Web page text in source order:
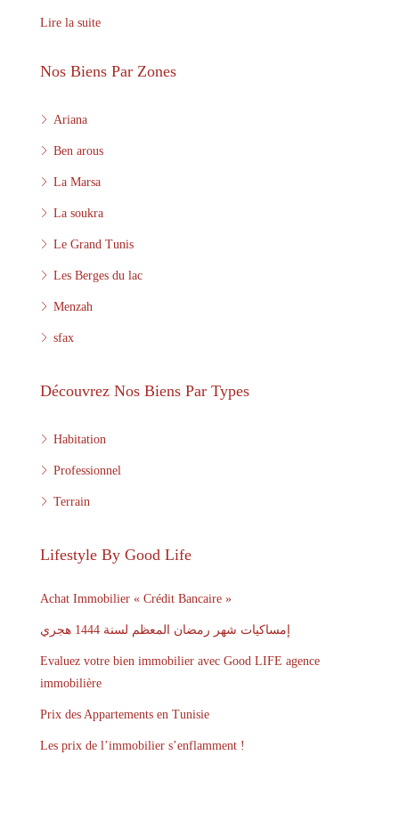
Lire la suite
Nos Biens Par Zones
Ariana
Ben arous
La Marsa
La soukra
Le Grand Tunis
Les Berges du lac
Menzah
sfax
Découvrez Nos Biens Par Types
Habitation
Professionnel
Terrain
Lifestyle By Good Life
Achat Immobilier « Crédit Bancaire »
إمساكيات شهر رمضان المعظم لسنة 1444 هجري
Evaluez votre bien immobilier avec Good LIFE agence
immobilière
Prix des Appartements en Tunisie
Les prix de l’immobilier s’enflamment !